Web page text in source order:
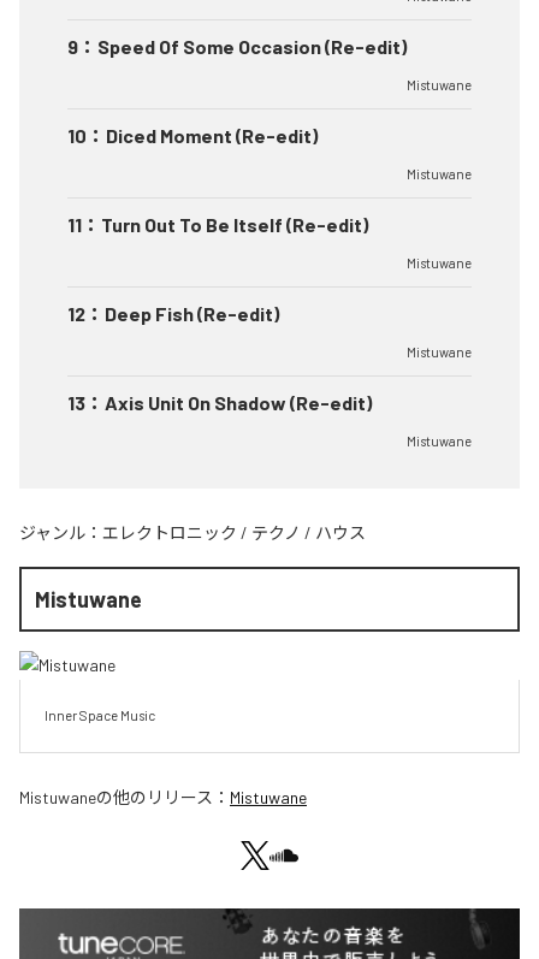
9 ： Speed Of Some Occasion (Re-edit)
Mistuwane
10 ： Diced Moment (Re-edit)
Mistuwane
11 ： Turn Out To Be Itself (Re-edit)
Mistuwane
12 ： Deep Fish (Re-edit)
Mistuwane
13 ： Axis Unit On Shadow (Re-edit)
Mistuwane
ジャンル： エレクトロニック / テクノ / ハウス
Mistuwane
Inner Space Music
Mistuwaneの他のリリース： Mistuwane